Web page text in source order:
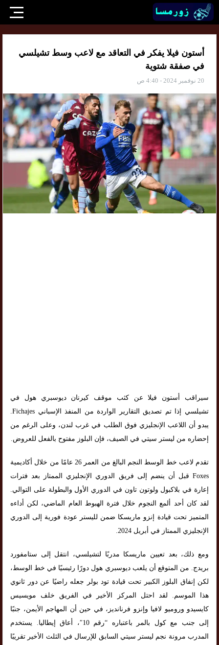
أستون فيلا يفكر في التعاقد مع لاعب وسط تشيلسي
في صفقة شتوية
20 نوفمبر 2024 - 4:40 ص
سيراقب أستون فيلا عن كثب موقف كيرنان ديوسبري هول في
تشيلسي إذا تم تصديق التقارير الواردة من المنفذ الإسباني Fichajes.
يبدو أن اللاعب الإنجليزي فوق الطلب في غرب لندن، وعلى الرغم من
إحضاره من ليستر سيتي في الصيف، فإن البلوز مفتوح بالفعل للعروض.
تقدم لاعب خط الوسط النجم البالغ من العمر 26 عامًا من خلال أكاديمية
Foxes قبل أن ينضم إلى فريق الدوري الإنجليزي الممتاز بعد فترات
إعارة في بلاكبول ولوتون تاون في الدوري الأول والبطولة على التوالي.
لقد كان أحد ألمع النجوم خلال فترة الهبوط العام الماضي، لكن أداءه
المتميز تحت قيادة إنزو ماريسكا ضمن لليستر عودة فورية إلى الدوري
الإنجليزي الممتاز في أبريل 2024.
ومع ذلك، بعد تعيين ماريسكا مدربًا لتشيلسي، انتقل إلى ستامفورد
بريدج. من المتوقع أن يلعب ديوسبري هول دورًا رئيسيًا في خط الوسط،
لكن إنفاق البلوز الكبير تحت قيادة تود بولر جعله راضيًا عن دور ثانوي
هذا الموسم. لقد احتل المركز الأخير في الفريق خلف مويسيس
كايسيدو وروميو لافيا وإنزو فرنانديز، في حين أن المهاجم الأيمن، جنبًا
إلى جنب مع كول بالمر باعتباره “رقم 10″، أعاق إيطاليا. يستخدم
المدرب مرونة نجم ليستر سيتي السابق للإرسال في الثلث الأخير تقريبًا